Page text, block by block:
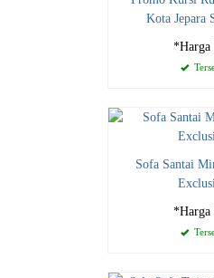
Kota Jepara
*Harga
Sofa Santai
*Harga